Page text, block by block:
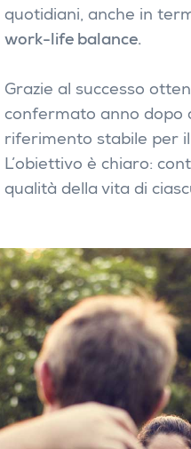
quotidiani, anche in
work-life balance.
Grazie al successo
confermato anno dopo
riferimento stabile per
L’obiettivo è chiaro:
qualità della vita di